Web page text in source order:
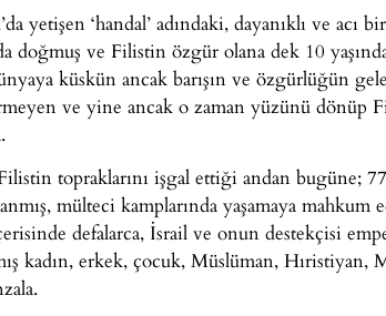
yetişen ‘handal’ adındaki, dayanıklı ve acı
doğmuş ve Filistin özgür olana dek 10
küskün ancak barışın ve özgürlüğün
ve yine ancak o zaman yüzünü dönüp
topraklarını işgal ettiği andan bugüne;
mülteci kamplarında yaşamaya mahkum
defalarca, İsrail ve onun destekçisi
kadın, erkek, çocuk, Müslüman, Hıristiyan,